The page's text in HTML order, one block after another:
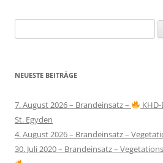
nach:
NEUESTE BEITRÄGE
7. August 2026 – Brandeinsatz –
St. Egyden
4. August 2026 – Brandeinsatz –
30. Juli 2020 – Brandeinsatz –